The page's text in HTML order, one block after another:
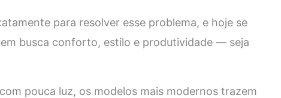
para resolver esse problema, e hoje se
busca conforto, estilo e produtividade — seja
pouca luz, os modelos mais modernos trazem